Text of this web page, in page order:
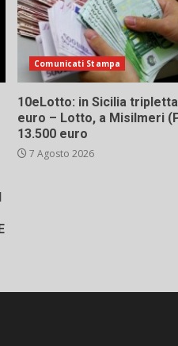
Comunicati Stampa
10eLotto: in Sicilia
euro – Lotto, a Misilmeri
13.500 euro
7 Agosto 2026